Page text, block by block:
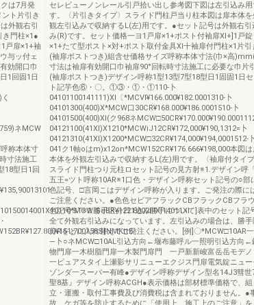
は7月発
ト片引き
外観右引
き門柱×1●
戸扉×1+袖
与ッ付ェ
効開口巾
1回固1日
ネMCW
称本体寸
寸法施工
18型日1回
セレビューノンレール引戸拾い出し参考図下図は左引込み用
す。〈片引きタイプ〉スライド門柱戸当り柱本図は扉本体を
観左引込みで収納するL(左)用です。●セット記号は外観右引
み(R)です。セット価格一ヨ1戸扉×1+ポスト付袖扉Xl+]1戸錠
×1+たて型ポスト×対+ポスト取付金具Xl十袖扉付門柱×1片引
(袖扉ポストつき)組含せ価格サイズ呼称本体寸法(巾×高
寸法は袖扉有効開口巾袖扉90°回転時寸法施工に必要な巾片
(袖扉ポストつき)デザイン呼称1型13型7型18型日1固固1日セ
ト記芋色⑥・〇。①③・①・①110-卜
04101100141111)Xl〔*MCⅥ¥166.000¥182.0001310-卜
04101300(400)X*MCW口30CR¥168.000¥186.0001510-卜
04101500(400)Xl(ク968ネ
04121100(41Xl)X1210*MCWiJ12CR¥172,000¥190,1312=卜
04121310(41Xl)X1200*MCW□32CR¥174,000¥194,0001512-卜
041ク1軸oはm)x12on*MCW152CR¥176.666¥198,000本図は
本体を外観左引込みで収納するL(左)用です。〈袖扉付タイプ
スライド門柱つり元柱ロセット記号の見方射※1.デザイン呼「
五王=ツト呼称10AR※1口色・デザイン呼称セット記号の○部
色記号、□言岡こはデザイン呼称が入ります。ご発注の際に
ご注意ください。●色色セビアフラックCBフラックCBフラ
色記号ST※2.勝手区分日1込み勝手について]表中のセット記
全て外観右引込みになっています。左引込みの場合は、勝手
分Rをとに入れ替えてご発注ください。[例]〇*MCW□10AR
―卜○ネMCW□10AL引込方向←堰布藤呼ル一照明引込方向←
物門扉一木樹脂門扉一木製門扉門 一戸新新峻富岳岳モデ
一ピュアスタイ上瀬影サリニューエクジス門扉電気錠ニュー
ゾンダ一スーパー有峰●デザイン呼称デザイン型名14J3彗世
聖8基』デザイン呼称ACGH●表示価格は部材標準価格で、組
立・運搬・取付工事費及び消費税は含まれておりません。●